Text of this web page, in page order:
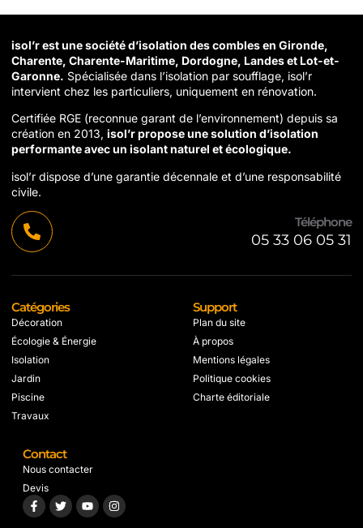
isol’r est une société d’isolation des combles en Gironde,
Charente, Charente-Maritime, Dordogne, Landes et Lot-et-
Garonne. Spécialisée dans l’isolation par soufflage, isol’r
intervient chez les particuliers, uniquement en rénovation.
Certifiée RGE (reconnue garant de l’environnement) depuis sa
création en 2013, isol’r propose une solution d’isolation
performante avec un isolant naturel et écologique.
isol’r dispose d’une garantie décennale et d’une responsabilité
civile.
Téléphone
05 33 06 05 31
Catégories
Décoration
Écologie & Énergie
Isolation
Jardin
Piscine
Travaux
Support
Plan du site
À propos
Mentions légales
Politique cookies
Charte éditoriale
Contact
Nous contacter
Devis